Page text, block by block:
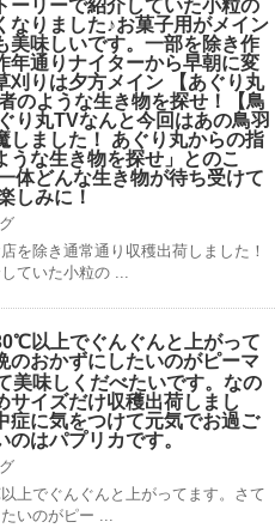
ーリーで紹介していた小粒の
なりました♪お菓子用がメイン
美味しいです。一部を除き作
年通りナイターから早朝に変
刈りは夕方メイン 【あぐり丸
のような生き物を探せ！【鳥
り丸TVなんと今回はあの鳥羽
しました！ あぐり丸からの指
うな生き物を探せ」とのこ
体どんな生き物が待ち受けて
しみに！
を除き通常通り収穫出荷しました！
ていた小粒の ...
以上でぐんぐんと上がって
のおかずにしたいのがピーマ
美味しくだべたいです。なの
サイズだけ収穫出荷しまし
症に気をつけて元気でお過ご
のはパプリカです。
上でぐんぐんと上がってます。さて
いのがピー ...